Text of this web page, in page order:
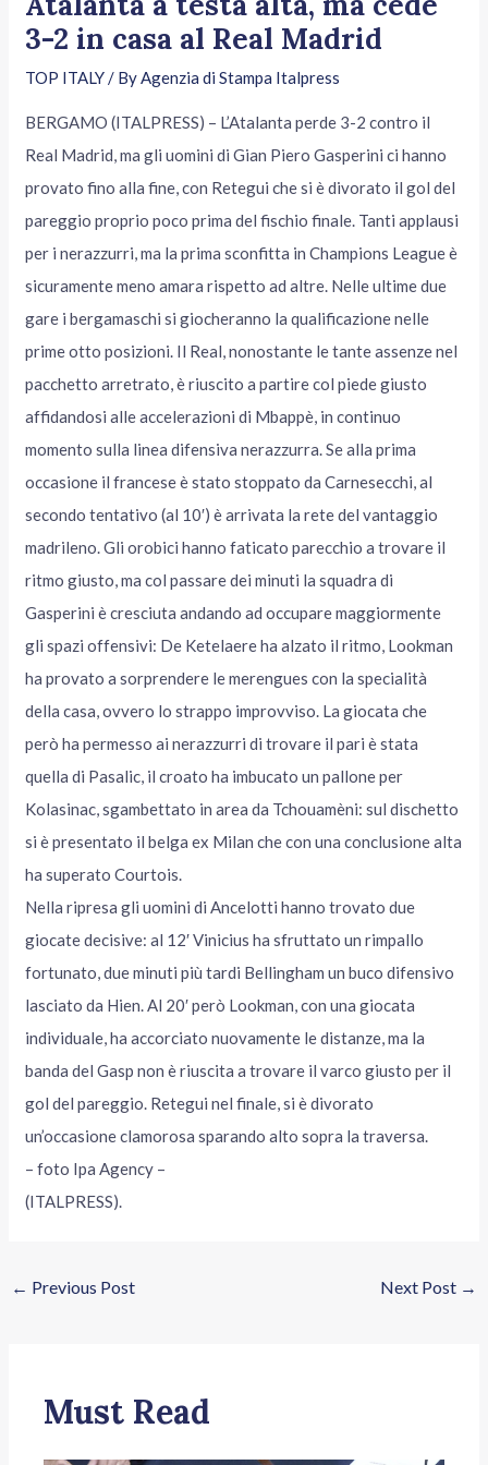
3-2 in casa al Real Madrid
TOP ITALY/ ByAgenzia di Stampa Italpress
BERGAMO (ITALPRESS) – L’Atalanta perde 3-2 contro il
Real Madrid, ma gli uomini di Gian Piero Gasperini ci hanno
provato fino alla fine, con Retegui che si è divorato il gol del
pareggio proprio poco prima del fischio finale. Tanti applausi
per i nerazzurri, ma la prima sconfitta in Champions League è
sicuramente meno amara rispetto ad altre. Nelle ultime due
gare i bergamaschi si giocheranno la qualificazione nelle
prime otto posizioni. Il Real, nonostante le tante assenze nel
pacchetto arretrato, è riuscito a partire col piede giusto
affidandosi alle accelerazioni di Mbappè, in continuo
momento sulla linea difensiva nerazzurra. Se alla prima
occasione il francese è stato stoppato da Carnesecchi, al
secondo tentativo (al 10′) è arrivata la rete del vantaggio
madrileno. Gli orobici hanno faticato parecchio a trovare il
ritmo giusto, ma col passare dei minuti la squadra di
Gasperini è cresciuta andando ad occupare maggiormente
gli spazi offensivi: De Ketelaere ha alzato il ritmo, Lookman
ha provato a sorprendere le merengues con la specialità
della casa, ovvero lo strappo improvviso. La giocata che
però ha permesso ai nerazzurri di trovare il pari è stata
quella di Pasalic, il croato ha imbucato un pallone per
Kolasinac, sgambettato in area da Tchouamèni: sul dischetto
si è presentato il belga ex Milan che con una conclusione alta
ha superato Courtois.
Nella ripresa gli uomini di Ancelotti hanno trovato due
giocate decisive: al 12′ Vinicius ha sfruttato un rimpallo
fortunato, due minuti più tardi Bellingham un buco difensivo
lasciato da Hien. Al 20′ però Lookman, con una giocata
individuale, ha accorciato nuovamente le distanze, ma la
banda del Gasp non è riuscita a trovare il varco giusto per il
gol del pareggio. Retegui nel finale, si è divorato
un’occasione clamorosa sparando alto sopra la traversa.
– foto Ipa Agency –
(ITALPRESS).
← Previous Post Next Post →
Must Read